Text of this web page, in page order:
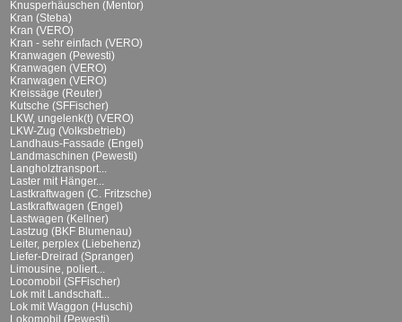
Knusperhäuschen (Mentor)
Kran (Steba)
Kran (VERO)
Kran - sehr einfach (VERO)
Kranwagen (Pewesti)
Kranwagen (VERO)
Kranwagen (VERO)
Kreissäge (Reuter)
Kutsche (SFFischer)
LKW, ungelenk(t) (VERO)
LKW-Zug (Volksbetrieb)
Landhaus-Fassade (Engel)
Landmaschinen (Pewesti)
Langholztransport...
Laster mit Hänger...
Lastkraftwagen (C. Fritzsche)
Lastkraftwagen (Engel)
Lastwagen (Kellner)
Lastzug (BKF Blumenau)
Leiter, perplex (Liebehenz)
Liefer-Dreirad (Spranger)
Limousine, poliert...
Locomobil (SFFischer)
Lok mit Landschaft...
Lok mit Waggon (Huschi)
Lokomobil (Pewesti)